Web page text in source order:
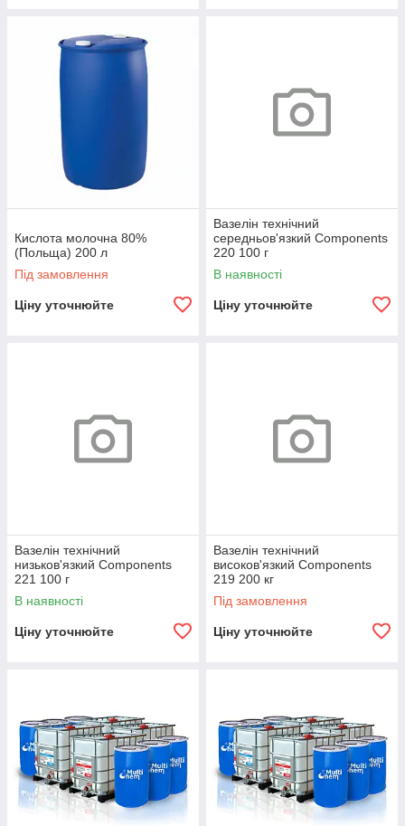
Кислота молочна 80%
(Польща) 200 л
Під замовлення
Ціну уточнюйте
Вазелін технічний
середньов'язкий Components
220 100 г
В наявності
Ціну уточнюйте
Вазелін технічний
низьков'язкий Components
221 100 г
В наявності
Ціну уточнюйте
Вазелін технічний
високов'язкий Components
219 200 кг
Під замовлення
Ціну уточнюйте